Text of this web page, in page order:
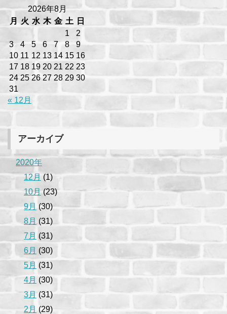
2026年8月
月
火 水 木 金 土
日
1
2
3
4 5 6 7 8
9
10 11 12 13 14 15 16
17 18 19 20 21 22 23
24 25 26 27 28 29 30
31
« 12月
アーカイブ
2020年
12月 (1)
10月(23)
9月 (30)
8月 (31)
7月 (31)
6月 (30)
5月 (31)
4月 (30)
3月 (31)
2月 (29)